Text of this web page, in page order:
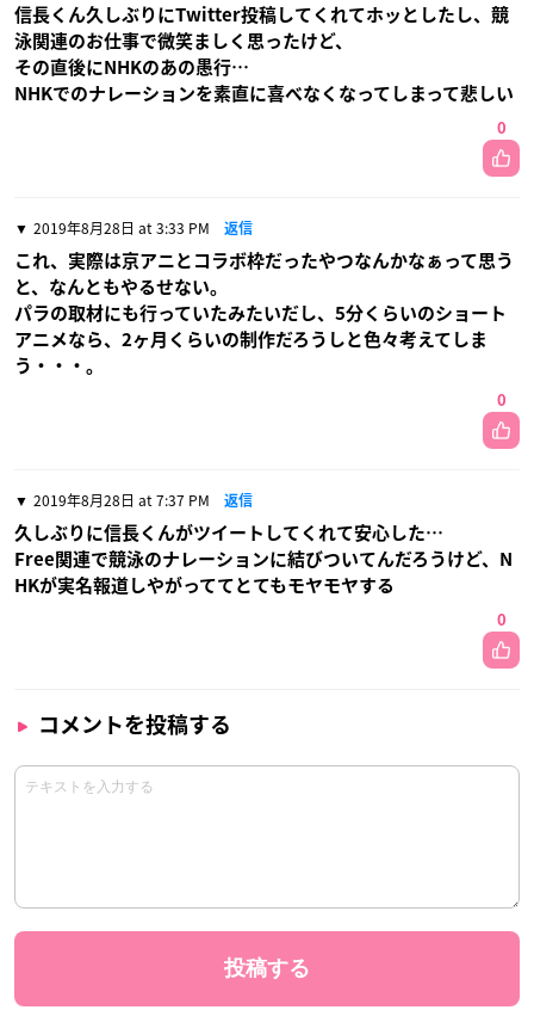
信長くん久しぶりにTwitter投稿してくれてホッとしたし、競
泳関連のお仕事で微笑ましく思ったけど、
その直後にNHKのあの愚行…
NHKでのナレーションを素直に喜べなくなってしまって悲しい
0
2019年8月28日 at 3:33 PM 返信
これ、実際は京アニとコラボ枠だったやつなんかなぁって思う
と、なんともやるせない。
パラの取材にも行っていたみたいだし、5分くらいのショート
アニメなら、2ヶ月くらいの制作だろうしと色々考えてしま
う・・・。
0
2019年8月28日 at 7:37 PM 返信
久しぶりに信長くんがツイートしてくれて安心した…
Free関連で競泳のナレーションに結びついてんだろうけど、N
HKが実名報道しやがっててとてもモヤモヤする
0
コメントを投稿する